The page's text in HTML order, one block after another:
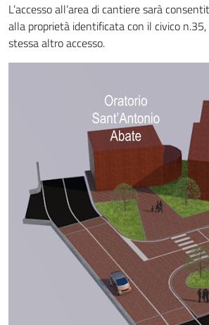
L’accesso all’area di cantiere sarà
alla proprietà identificata con il civico
stessa altro accesso.